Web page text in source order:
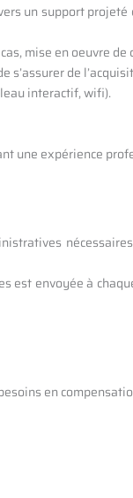
un support
mise en oeuvre
s’assurer de
interactif, wifi).
une expérience
est envoyée à
en